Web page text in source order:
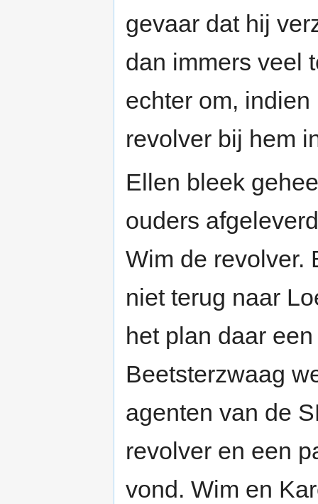
gevaar dat hij
dan immers veel
echter om,
revolver bij hem
Ellen bleek
ouders
Wim de revolver.
niet terug naar
het plan daar
Beetsterzwaag
agenten van de
revolver en een
vond. Wim en